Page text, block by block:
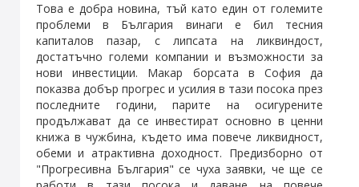
Това е добра новина, тъй като един от големите
проблеми в България винаги е бил тесния
капиталов пазар, с липсата на ликвиндост,
достатъчно големи компании и възможности за
нови инвестиции. Макар борсата в София да
показва добър прогрес и усилия в тази посока през
последните години, парите на осигурените
продължават да се инвестират основно в ценни
книжа в чужбина, където има повече ликвидност,
обеми и атрактивна доходност. Предизборно от
"Прогресивна България" се чуха заявки, че ще се